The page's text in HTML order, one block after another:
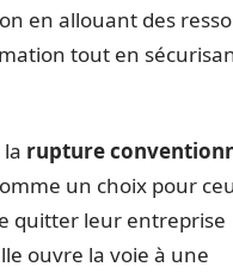
en allouant des
tout en
la rupture
un choix pour
quitter leur entreprise
ouvre la voie à une